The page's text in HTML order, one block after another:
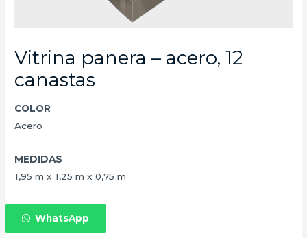
Vitrina panera – acero, 12
canastas
COLOR
Acero
MEDIDAS
1,95 m x 1,25 m x 0,75 m
WhatsApp